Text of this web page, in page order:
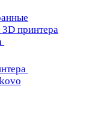
3D принтера